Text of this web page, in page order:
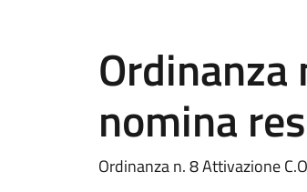
Ordinanza
nomina
Ordinanza n. 8 Attivazione